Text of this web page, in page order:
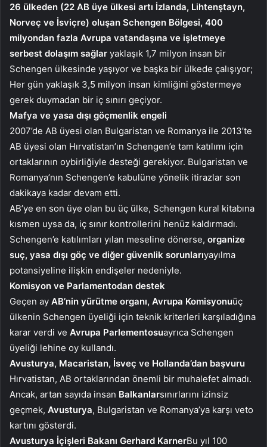
26 ülkeden (22 AB üye ülkesi artı İzlanda, Lihtenştayn,
Norveç ve İsviçre) oluşan Schengen Bölgesi, 400
milyondan fazla Avrupa vatandaşına ve işletmeye
serbest dolaşım sağlar yaklaşık 1,7 milyon insan bir
Schengen ülkesinde yaşıyor ve başka bir ülkede çalışıyor;
Her gün yaklaşık 3,5 milyon insan kimliğini göstermeye
gerek duymadan bir iç sınırı geçiyor.
Mafya ve yasa dışı göçmenlik engeli
2007’de AB üyesi olan Bulgaristan ve Romanya ile 2013’te
AB üyesi olan Hırvatistan’ın Schengen’e tam katılımı için
ortaklarının oybirliğiyle desteği gerekiyor. Bulgaristan ve
Romanya’nın Schengen’e kabulüne yönelik itirazlar son
dakikaya kadar devam etti.
AB’ye en son üye olan bu üç ülke, Schengen kural kitabına
kısmen uysa da, iç sınır kontrollerini henüz kaldırmadı.
Schengen’e katılımları yılan meseline dönerse, organize
suç, yasa dışı göç ve diğer güvenlik sorunlarıyayılma
potansiyeline ilişkin endişeler nedeniyle.
Komisyon ve Parlamentodan destek
Geçen ay AB’nin yürütme organı, Avrupa Komisyonuüç
ülkenin Schengen üyeliği için teknik kriterleri karşıladığına
karar verdi ve Avrupa Parlementosuayrıca Schengen
üyeliği lehine oy kullandı.
Avusturya, Macaristan, İsveç ve Hollanda’dan başvuru
Hırvatistan, AB ortaklarından önemli bir muhalefet almadı.
Ancak, artan sayıda insan Balkanlarsınırlarını izinsiz
geçmek, Avusturya, Bulgaristan ve Romanya’ya karşı veto
kartını gösterdi.
Avusturya İçişleri Bakanı Gerhard KarnerBu yıl 100